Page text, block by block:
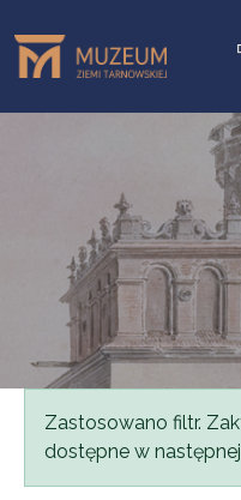
Komunikat
Zastosowano filtr.
dostępne w następnej